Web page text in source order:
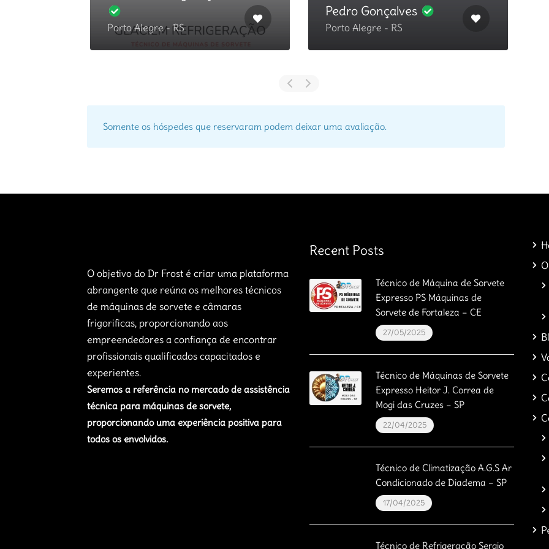
Porto Alegre - RS
Pedro Gonçalves
Porto Alegre - RS
Somente os hóspedes que reservaram podem deixar uma avaliação.
O objetivo do Dr Frost é criar uma plataforma
abrangente que reúna os melhores técnicos
de máquinas de sorvete e câmaras
frigorificas, proporcionando aos
empreendedores a confiança de encontrar
profissionais qualificados capacitados e
experientes.
Seremos a referência no mercado de assistência
técnica para máquinas de sorvete,
proporcionando uma experiência positiva para
todos os envolvidos.
Recent Posts
Técnico de Máquina de Sorvete
Expresso PS Máquinas de
Sorvete de Fortaleza – CE
27/05/2025
Técnico de Máquinas de Sorvete
Expresso Heitor J. Correa de
Mogi das Cruzes – SP
22/04/2025
Técnico de Climatização A.G.S Ar
Condicionado de Diadema – SP
17/04/2025
Técnico de Refrigeração Sergio